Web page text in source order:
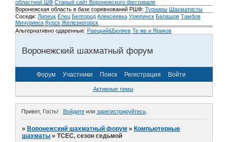
областной ШФ Старый сайт Воронежского фестиваля
Воронежская область в базе соревнований РШФ: Турниры Шахматисты
Соседи: Липецк Елец Белгород Алексеевка Урюпинск Балашов Тамбов
Мичуринск Курск Железногорск
Альтернативно одаренные: Раецкий&Беляев Те же и Яриков
Воронежский шахматный форум
Форум Участники Поиск Регистрация Войти
Активные темы
Привет, Гость! Войдитеили зарегистрируйтесь.
»Воронежский шахматный форум »Компьютерные
шахматы »TCEC, сезон седьмой